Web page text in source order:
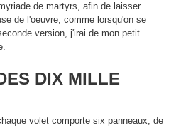
de martyrs, afin de laisser
de l'oeuvre, comme lorsqu'on se
version, j'irai de mon petit
DIX MILLE
volet comporte six panneaux, de